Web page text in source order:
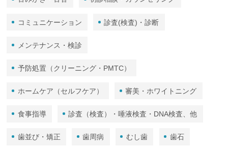
コミュニケーション 診査(検査)・診断
メンテナンス・検診
予防処置（クリーニング・PMTC）
ホームケア（セルフケア） 審美・ホワイトニング
食事指導 診査（検査）・唾液検査・DNA検査、他
歯並び・矯正 歯周病 むし歯 歯石